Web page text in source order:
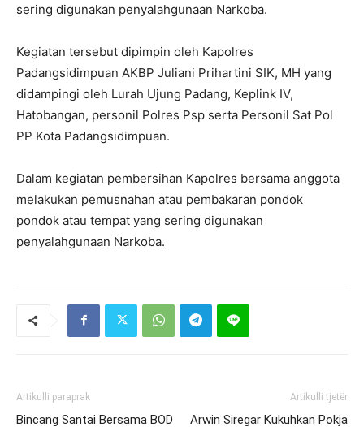
sering digunakan penyalahgunaan Narkoba.
Kegiatan tersebut dipimpin oleh Kapolres
Padangsidimpuan AKBP Juliani Prihartini SIK, MH yang
didampingi oleh Lurah Ujung Padang, Keplink IV,
Hatobangan, personil Polres Psp serta Personil Sat Pol
PP Kota Padangsidimpuan.
Dalam kegiatan pembersihan Kapolres bersama anggota
melakukan pemusnahan atau pembakaran pondok
pondok atau tempat yang sering digunakan
penyalahgunaan Narkoba.
Artikulli paraprak
Bincang Santai Bersama BOD
Artikulli tjetër
Arwin Siregar Kukuhkan Pokja